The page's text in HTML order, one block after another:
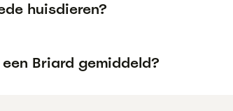
huisdieren?
Briard gemiddeld?